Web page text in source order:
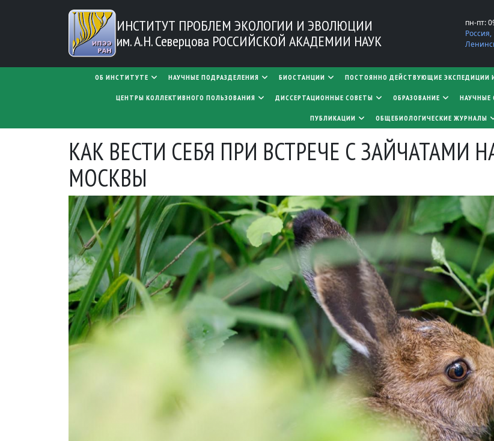
Перейти к основному содержанию
ИНСТИТУТ ПРОБЛЕМ ЭКОЛОГИИ И ЭВОЛЮЦИИ
им. А.Н. Северцова РОССИЙСКОЙ АКАДЕМИИ НАУК
пн-пт:
MAIN NAVIGATION
ОБ ИНСТИТУТЕ НАУЧНЫЕ ПОДРАЗДЕЛЕНИЯ БИОСТАНЦИИ ПОСТОЯННО ДЕЙСТВУЮЩИЕ ЭКСПЕДИЦИИ
ЦЕНТРЫ КОЛЛЕКТИВНОГО ПОЛЬЗОВАНИЯ ​​​​​​​ДИССЕРТАЦИОННЫЕ СОВЕТЫ ОБРАЗОВАНИЕ НАУЧНЫЕ
ПУБЛИКАЦИИ ОБЩЕБИОЛОГИЧЕСКИЕ ЖУРНАЛЫ
КАК ВЕСТИ СЕБЯ ПРИ ВСТРЕЧЕ С ЗАЙЧАТАМИ
МОСКВЫ